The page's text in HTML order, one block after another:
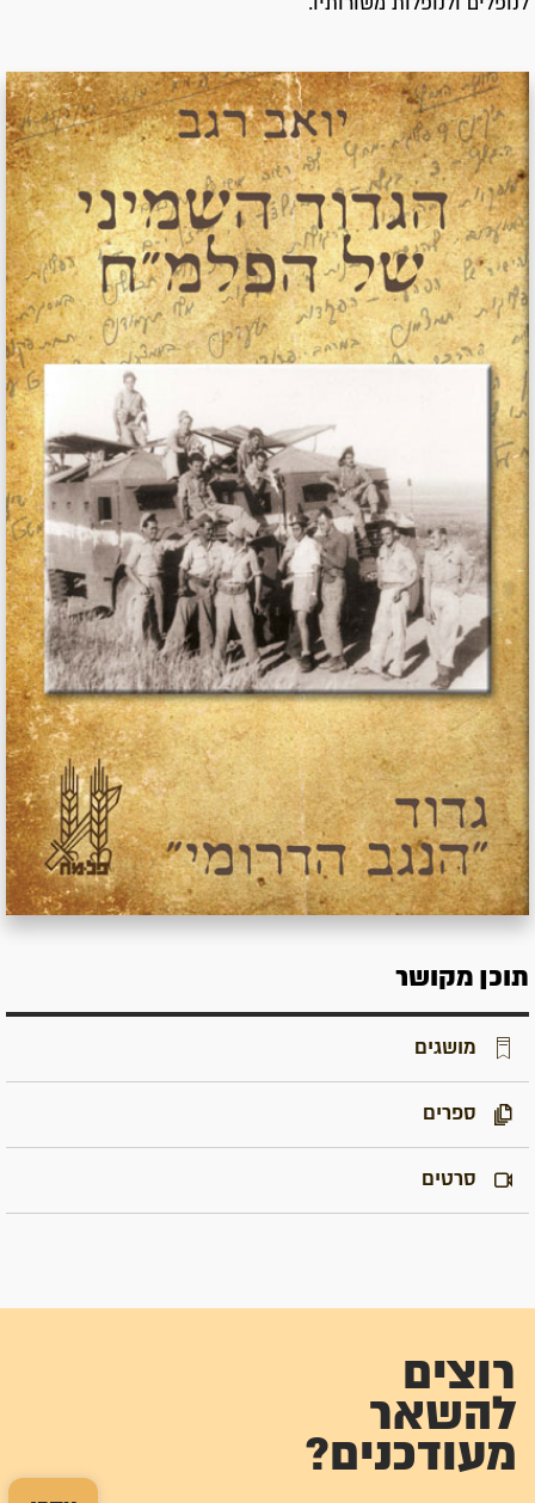
לנופלים ולנופלות משורותיו.
תוכן מקושר
מושגים
ספרים
סרטים
רוצים
להשאר
מעודכנים?